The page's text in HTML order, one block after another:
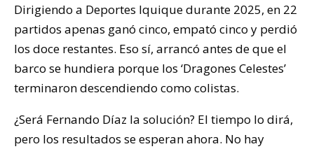
Dirigiendo a Deportes Iquique durante 2025, en 22
partidos apenas ganó cinco, empató cinco y perdió
los doce restantes. Eso sí, arrancó antes de que el
barco se hundiera porque los ‘Dragones Celestes’
terminaron descendiendo como colistas.
¿Será Fernando Díaz la solución? El tiempo lo dirá,
pero los resultados se esperan ahora. No hay